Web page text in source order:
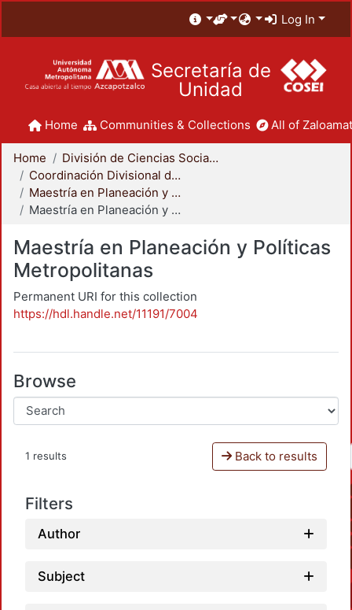
Log In
Secretaría de
Unidad
Home Communities & Collections All of
Home
División de Ciencias Sociales y Humanidades
Coordinación Divisional de Posgrado
Maestría en Planeación y Políticas Metropolitanas
Maestría en Planeación y Políticas Metropolitanas
Maestría en Planeación y Políticas
Metropolitanas
Permanent URI for this collection
https://hdl.handle.net/11191/7004
Browse
1 results Back to results
Filters
Author
Subject